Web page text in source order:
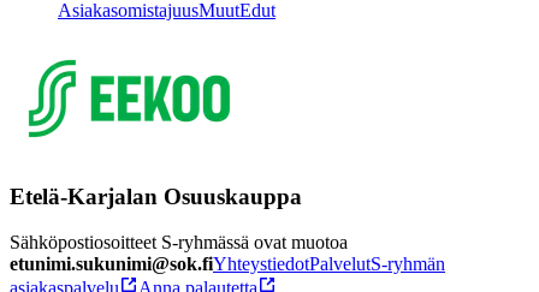
AsiakasomistajuusMuutEdut
Etelä-Karjalan Osuuskauppa
Sähköpostiosoitteet S-ryhmässä ovat muotoa
etunimi.sukunimi@sok.fiYhteystiedotPalvelutS-ryhmän